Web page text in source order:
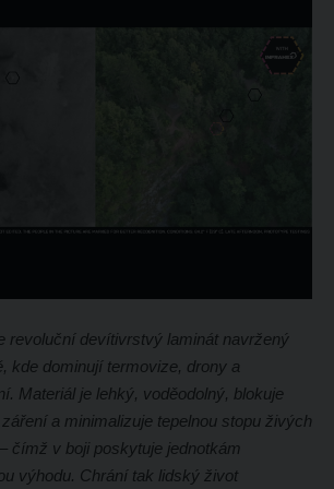
revoluční devítivrstvý laminát navržený
kde dominují termovize, drony a
Materiál je lehký, voděodolný, blokuje
a minimalizuje tepelnou stopu živých
čímž v boji poskytuje jednotkám
výhodu. Chrání tak lidský život